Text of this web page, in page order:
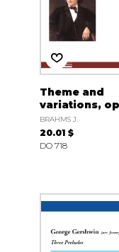
Theme and
variations,
BRAHMS J.
20.01 $
DO 718